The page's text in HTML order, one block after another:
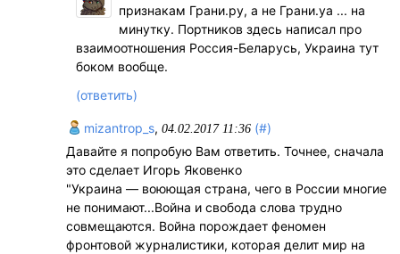
признакам Грани.ру, а не Грани.уа ... на
минутку. Портников здесь написал про
взаимоотношения Россия-Беларусь, Украина тут
боком вообще.
(ответить)
mizantrop_s,04.02.2017 11:36 (#)
Давайте я попробую Вам ответить. Точнее, сначала
это сделает Игорь Яковенко
"Украина — воюющая страна, чего в России многие
не понимают...Война и свобода слова трудно
совмещаются. Война порождает феномен
фронтовой журналистики, которая делит мир на